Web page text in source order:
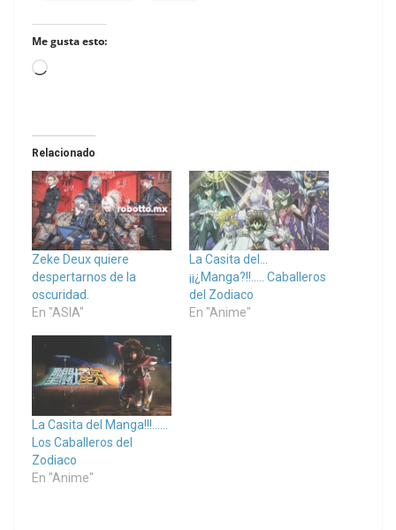
Me gusta esto:
Loading…
Relacionado
Zeke Deux quiere
despertarnos de la
oscuridad.
En "ASIA"
La Casita del…
¡¡¿Manga?!!….. Caballeros
del Zodiaco
En "Anime"
La Casita del Manga!!!……
Los Caballeros del
Zodiaco
En "Anime"